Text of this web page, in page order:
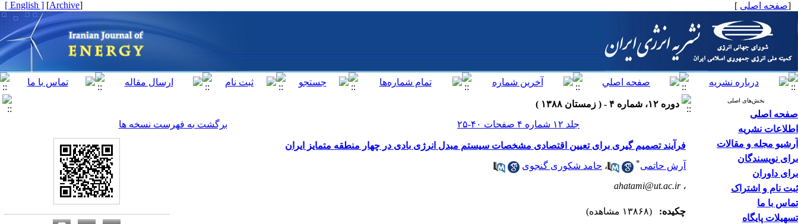
[صفحه اصلی ]
[
Archive
]
[ English ]
بخش‌های اصلی
صفحه اصلی
اطلاعات نشریه
آرشیو مجله و مقالات
برای نویسندگان
برای داوران
ثبت نام و اشتراک
تماس با ما
تسهیلات پایگاه
دوره ۱۲، شماره ۴ - ( زمستان ۱۳۸۸ )
جلد ۱۲ شماره ۴ صفحات ۴۰-۲۵
برگشت به فهرست نسخه ها
فرآیند تصمیم گیری برای تعیین اقتصادی مشخصات سیستم مبدل انرژی بادی در چهار منطقه متمایز ایران
آرش حاتمی* ، حامد شکوری گنجوی
،ahatami@ut.ac.ir
چکیده:
(۱۳۸۶۸ مشاهده)